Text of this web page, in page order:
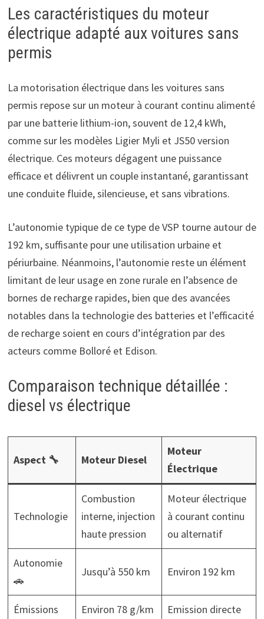
Les caractéristiques du moteur
électrique adapté aux voitures sans
permis
La motorisation électrique dans les voitures sans
permis repose sur un moteur à courant continu alimenté
par une batterie lithium-ion, souvent de 12,4 kWh,
comme sur les modèles Ligier Myli et JS50 version
électrique. Ces moteurs dégagent une puissance
efficace et délivrent un couple instantané, garantissant
une conduite fluide, silencieuse, et sans vibrations.
L’autonomie typique de ce type de VSP tourne autour de
192 km, suffisante pour une utilisation urbaine et
périurbaine. Néanmoins, l’autonomie reste un élément
limitant de leur usage en zone rurale en l’absence de
bornes de recharge rapides, bien que des avancées
notables dans la technologie des batteries et l’efficacité
de recharge soient en cours d’intégration par des
acteurs comme Bolloré et Edison.
Comparaison technique détaillée :
diesel vs électrique
Aspect 🔧 Moteur Diesel
Moteur
Électrique
Technologie
Combustion
interne, injection
haute pression
Moteur électrique
à courant continu
ou alternatif
Autonomie
🚗
Jusqu’à 550 km Environ 192 km
Émissions
Environ 78 g/km
Emission directe